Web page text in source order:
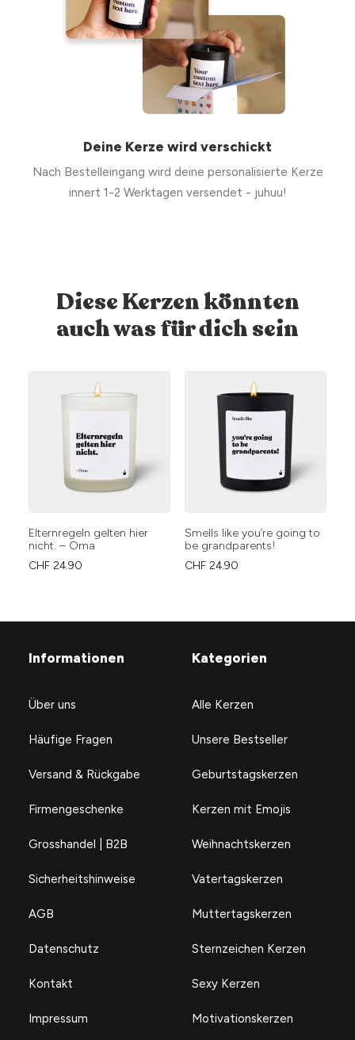
Deine Kerze wird verschickt
Nach Bestelleingang wird deine personalisierte Kerze
innert 1-2 Werktagen versendet - juhuu!
Diese Kerzen könnten
auch was für dich sein
Elternregeln gelten hier
nicht. – Oma
CHF 24.90
Smells like you’re going to
be grandparents!
CHF 24.90
Informationen
Über uns
Häufige Fragen
Versand & Rückgabe
Firmengeschenke
Grosshandel | B2B
Sicherheitshinweise
AGB
Datenschutz
Kontakt
Impressum
Kategorien
Alle Kerzen
Unsere Bestseller
Geburtstagskerzen
Kerzen mit Emojis
Weihnachtskerzen
Vatertagskerzen
Muttertagskerzen
Sternzeichen Kerzen
Sexy Kerzen
Motivationskerzen